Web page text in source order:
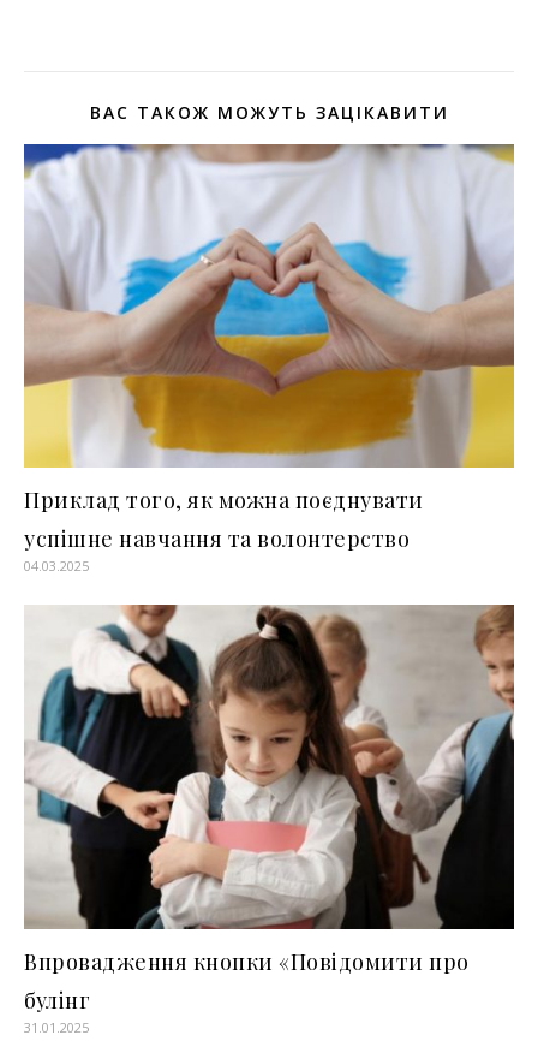
ВАС ТАКОЖ МОЖУТЬ ЗАЦІКАВИТИ
Приклад того, як можна поєднувати
успішне навчання та волонтерство
04.03.2025
Впровадження кнопки «Повідомити про
булінг
31.01.2025